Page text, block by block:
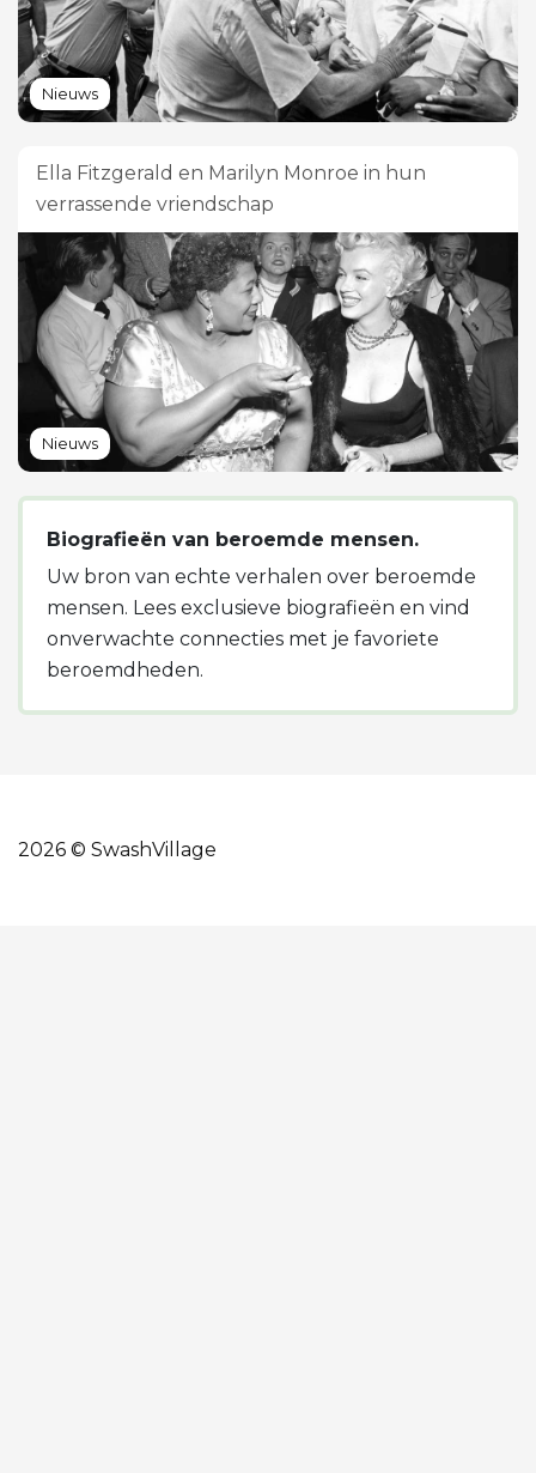
Nieuws
Ella Fitzgerald en Marilyn Monroe in hun
verrassende vriendschap
Nieuws
Biografieën van beroemde mensen.
Uw bron van echte verhalen over beroemde
mensen. Lees exclusieve biografieën en vind
onverwachte connecties met je favoriete
beroemdheden.
2026 © SwashVillage